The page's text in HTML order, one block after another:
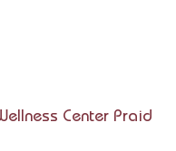
Center Praid